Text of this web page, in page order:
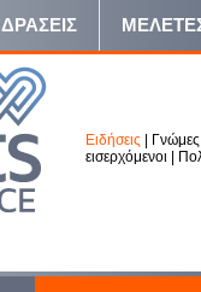
ΔΡΑΣΕΙΣ
Ειδήσεις Γνώμες
εισερχόμενοι